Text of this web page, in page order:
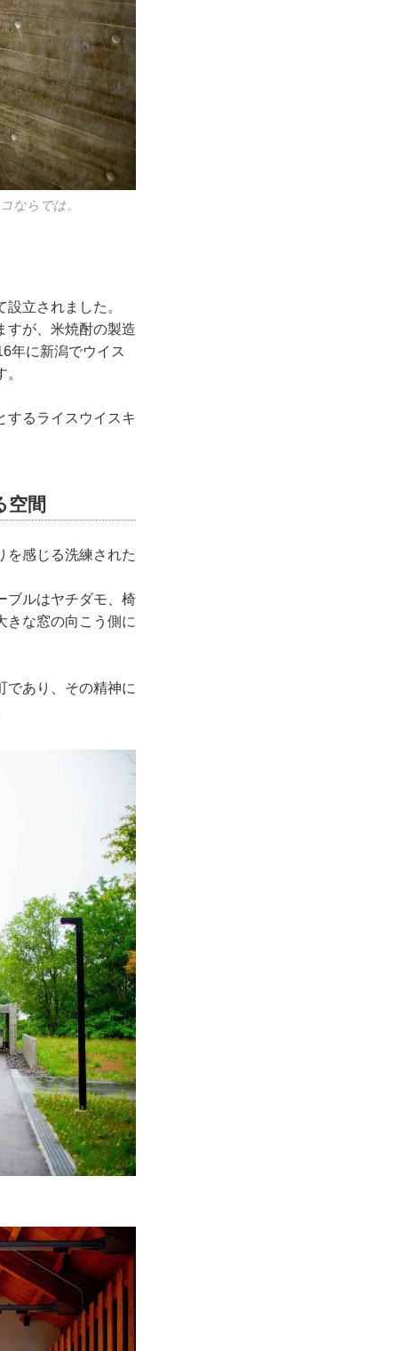
ならでは。
立されました。
すが、米焼酎の製造
年に新潟でウイス
するライスウイスキ
空間
を感じる洗練された
ブルはヤチダモ、椅
きな窓の向こう側に
であり、その精神に